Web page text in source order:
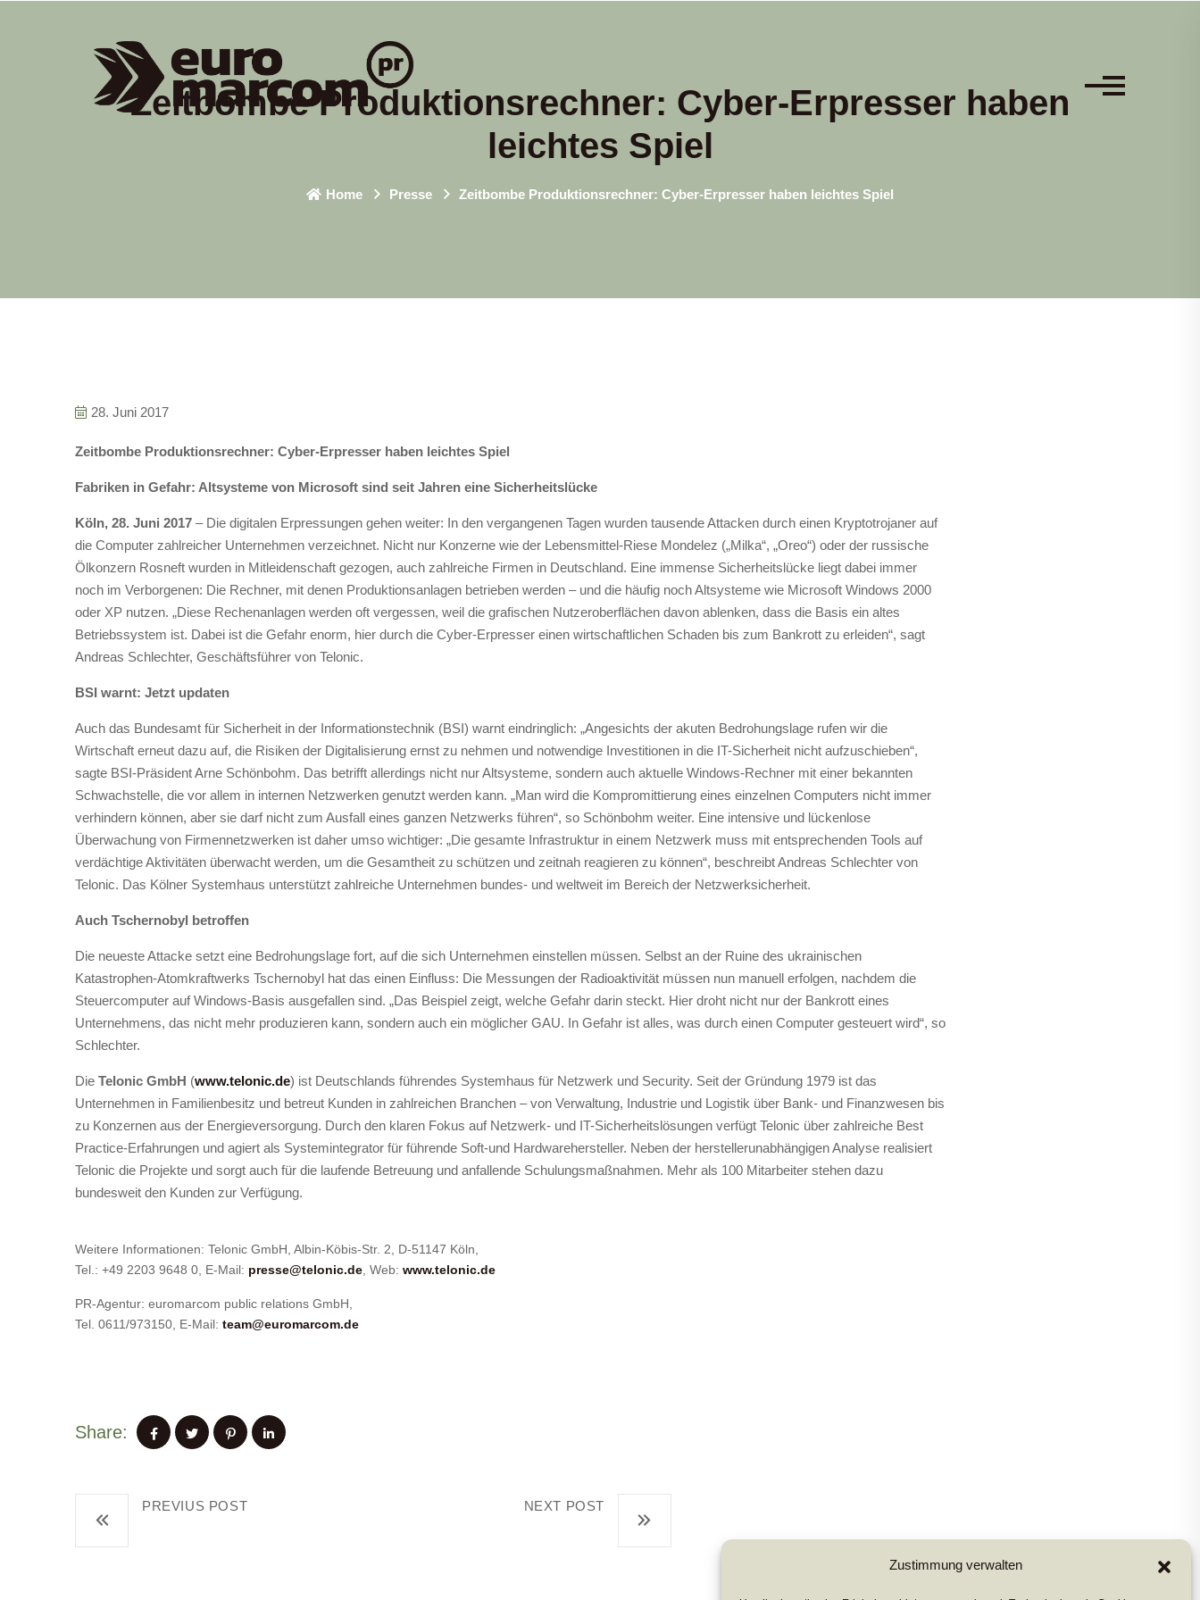
Zustimmung verwalten
Zeitbombe Produktionsrechner: Cyber-Erpresser haben
leichtes Spiel
Home Presse Zeitbombe Produktionsrechner: Cyber-Erpresser haben leichtes Spiel
28. Juni 2017
Zeitbombe Produktionsrechner: Cyber-Erpresser haben leichtes Spiel
Fabriken in Gefahr: Altsysteme von Microsoft sind seit Jahren eine Sicherheitslücke
Köln, 28. Juni 2017 – Die digitalen Erpressungen gehen weiter: In den vergangenen Tagen wurden tausende Attacken durch einen Kryptotrojaner auf
die Computer zahlreicher Unternehmen verzeichnet. Nicht nur Konzerne wie der Lebensmittel-Riese Mondelez („Milka“, „Oreo“) oder der russische
Ölkonzern Rosneft wurden in Mitleidenschaft gezogen, auch zahlreiche Firmen in Deutschland. Eine immense Sicherheitslücke liegt dabei immer
noch im Verborgenen: Die Rechner, mit denen Produktionsanlagen betrieben werden – und die häufig noch Altsysteme wie Microsoft Windows 2000
oder XP nutzen. „Diese Rechenanlagen werden oft vergessen, weil die grafischen Nutzeroberflächen davon ablenken, dass die Basis ein altes
Betriebssystem ist. Dabei ist die Gefahr enorm, hier durch die Cyber-Erpresser einen wirtschaftlichen Schaden bis zum Bankrott zu erleiden“, sagt
Andreas Schlechter, Geschäftsführer von Telonic.
BSI warnt: Jetzt updaten
Auch das Bundesamt für Sicherheit in der Informationstechnik (BSI) warnt eindringlich: „Angesichts der akuten Bedrohungslage rufen wir die
Wirtschaft erneut dazu auf, die Risiken der Digitalisierung ernst zu nehmen und notwendige Investitionen in die IT-Sicherheit nicht aufzuschieben“,
sagte BSI-Präsident Arne Schönbohm. Das betrifft allerdings nicht nur Altsysteme, sondern auch aktuelle Windows-Rechner mit einer bekannten
Schwachstelle, die vor allem in internen Netzwerken genutzt werden kann. „Man wird die Kompromittierung eines einzelnen Computers nicht immer
verhindern können, aber sie darf nicht zum Ausfall eines ganzen Netzwerks führen“, so Schönbohm weiter. Eine intensive und lückenlose
Überwachung von Firmennetzwerken ist daher umso wichtiger: „Die gesamte Infrastruktur in einem Netzwerk muss mit entsprechenden Tools auf
verdächtige Aktivitäten überwacht werden, um die Gesamtheit zu schützen und zeitnah reagieren zu können“, beschreibt Andreas Schlechter von
Telonic. Das Kölner Systemhaus unterstützt zahlreiche Unternehmen bundes- und weltweit im Bereich der Netzwerksicherheit.
Auch Tschernobyl betroffen
Die neueste Attacke setzt eine Bedrohungslage fort, auf die sich Unternehmen einstellen müssen. Selbst an der Ruine des ukrainischen
Katastrophen-Atomkraftwerks Tschernobyl hat das einen Einfluss: Die Messungen der Radioaktivität müssen nun manuell erfolgen, nachdem die
Steuercomputer auf Windows-Basis ausgefallen sind. „Das Beispiel zeigt, welche Gefahr darin steckt. Hier droht nicht nur der Bankrott eines
Unternehmens, das nicht mehr produzieren kann, sondern auch ein möglicher GAU. In Gefahr ist alles, was durch einen Computer gesteuert wird“, so
Schlechter.
Die Telonic GmbH (www.telonic.de) ist Deutschlands führendes Systemhaus für Netzwerk und Security. Seit der Gründung 1979 ist das
Unternehmen in Familienbesitz und betreut Kunden in zahlreichen Branchen – von Verwaltung, Industrie und Logistik über Bank- und Finanzwesen bis
zu Konzernen aus der Energieversorgung. Durch den klaren Fokus auf Netzwerk- und IT-Sicherheitslösungen verfügt Telonic über zahlreiche Best
Practice-Erfahrungen und agiert als Systemintegrator für führende Soft-und Hardwarehersteller. Neben der herstellerunabhängigen Analyse realisiert
Telonic die Projekte und sorgt auch für die laufende Betreuung und anfallende Schulungsmaßnahmen. Mehr als 100 Mitarbeiter stehen dazu
bundesweit den Kunden zur Verfügung.
Weitere Informationen: Telonic GmbH, Albin-Köbis-Str. 2, D-51147 Köln,
Tel.: +49 2203 9648 0, E-Mail: presse@telonic.de , Web: www.telonic.de
PR-Agentur: euromarcom public relations GmbH,
Tel. 0611/973150, E-Mail: team@euromarcom.de
Share:
PREVIUS POST NEXT POST